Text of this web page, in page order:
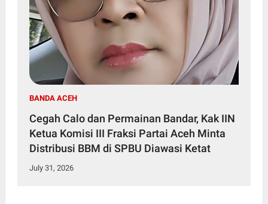
BANDA ACEH
Cegah Calo dan Permainan Bandar, Kak IIN
Ketua Komisi III Fraksi Partai Aceh Minta
Distribusi BBM di SPBU Diawasi Ketat
July 31, 2026